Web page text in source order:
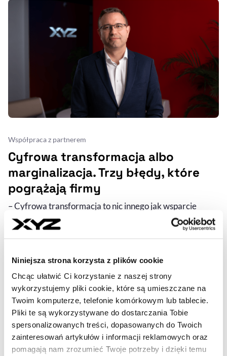
Niniejsza strona korzysta z plików cookie
Chcąc ułatwić Ci korzystanie z naszej strony
wykorzystujemy pliki cookie, które są umieszczane na
Twoim komputerze, telefonie komórkowym lub tablecie.
Pliki te są wykorzystywane do dostarczania Tobie
spersonalizowanych treści, dopasowanych do Twoich
zainteresowań artykułów i informacji reklamowych oraz
pomagają nam zrozumieć Twoje potrzeby i dzięki temu
Współpraca z partnerem
Cyfrowa transformacja albo
marginalizacja. Trzy błędy, które
pogrążają firmy
– Cyfrowa transformacja to nic innego jak wsparcie
modelu biznesowego przez technologię – mówi Stanisław
Karpiński, prezes firmy ANEGIS, w wywiadzie w studiu
produkcyjnych, inaczej w mediach czy transporcie.
Kluczowy cel? Lepsza efektywność każdej organizacji.
MARTYNA MROCZEK-KOWALIK
- AUTOR ARTYKUŁU - PROFIL
04.06.2025, 13:34